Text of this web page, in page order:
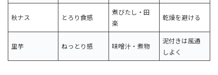
秋ナス とろり食感
煮びたし・田
楽
乾燥を避ける
里芋 ねっとり感 味噌汁・煮物
泥付きは風通
しよく